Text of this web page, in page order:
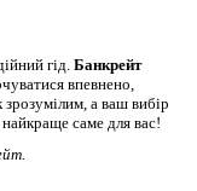
гід. Банкрейт
впевнено,
а ваш вибір
саме для вас!